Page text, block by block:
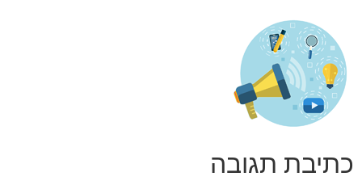
כתיבת תגובה